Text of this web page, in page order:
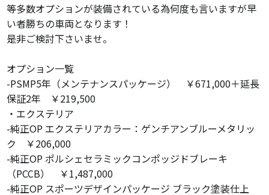
等多数オプションが装備されている為何度も言いますが早
い者勝ちの車両となります！
是非ご検討下さいませ。
オプション一覧
-PSMP5年（メンテナンスパッケージ） ￥671,000＋延長
保証2年 ￥219,500
・エクステリア
-純正OP エクステリアカラー：ゲンチアンブルーメタリッ
ク ￥206,000
-純正OP ポルシェセラミックコンポッジドブレーキ
（PCCB） ￥1,487,000
-純正OP スポーツデザインパッケージ ブラック塗装仕上